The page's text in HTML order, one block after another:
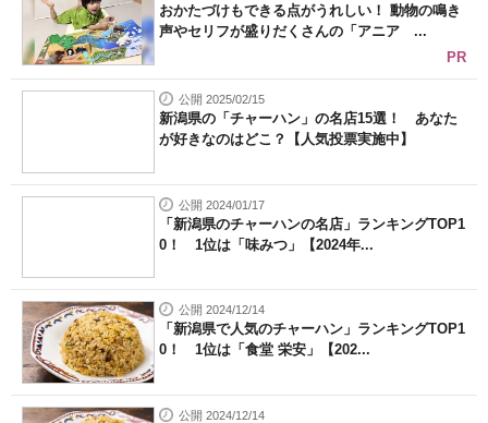
おかたづけもできる点がうれしい！ 動物の鳴き
声やセリフが盛りだくさんの「アニア ...
PR
公開 2025/02/15
新潟県の「チャーハン」の名店15選！ あなた
が好きなのはどこ？【人気投票実施中】
公開 2024/01/17
「新潟県のチャーハンの名店」ランキングTOP1
0！ 1位は「味みつ」【2024年...
公開 2024/12/14
「新潟県で人気のチャーハン」ランキングTOP1
0！ 1位は「食堂 栄安」【202...
公開 2024/12/14